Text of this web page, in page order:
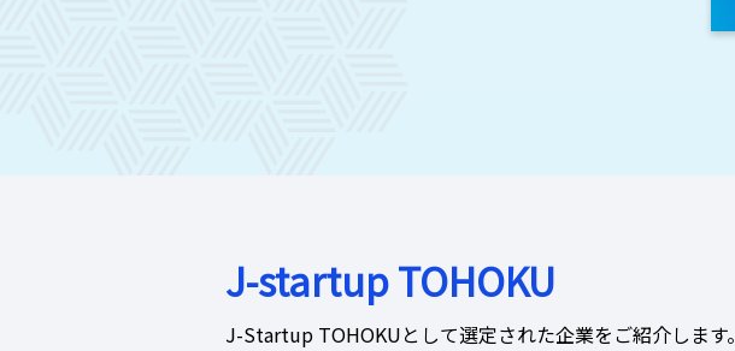
J-startup TOHOKU
J-Startup TOHOKUとして選定された企業をご紹介します。